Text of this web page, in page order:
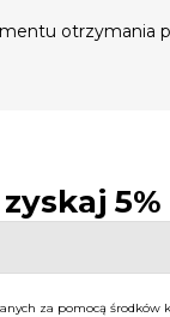
otrzymania
za pomocą